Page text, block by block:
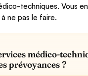
techniques. Vous
ne pas le faire.
médico-
prévoyances ?